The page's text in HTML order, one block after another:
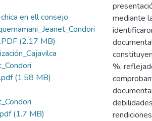
en ell consejo
(2.17 MB)
(1.58 MB)
(1.7 MB)
mediante
%,